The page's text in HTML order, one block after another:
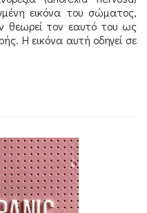
εικόνα του σώματος,
θεωρεί τον εαυτό του ως
Η εικόνα αυτή οδηγεί σε